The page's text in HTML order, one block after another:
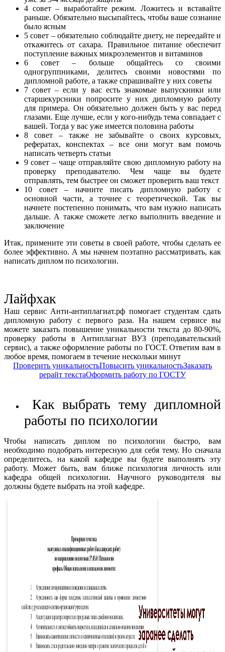
4 совет – выработайте режим. Ложитесь и вставайте
раньше. Обязательно высыпайтесь, чтобы ваше сознание
было ясным
5 совет – обязательно соблюдайте диету, не переедайте и
откажитесь от сахара. Правильное питание обеспечит
поступление важных микроэлементов и витаминов
6 совет – больше общайтесь со своими
одногруппниками, делитесь своими новостями по
дипломной работе, а также спрашивайте у них советы
7 совет – если у вас есть знакомые выпускники или
старшекурсники попросите у них дипломную работу
для примера. Он обязательно должен быть у вас перед
глазами. Еще лучше, если у кого-нибудь тема совпадает с
вашей. Тогда у вас уже имеется половина работы
8 совет – также не забывайте о своих курсовых,
рефератах, конспектах – все они могут вам помочь
написать четверть статьи
9 совет – чаще отправляйте свою дипломную работу на
проверку преподавателю. Чем чаще вы будете
отправлять, тем быстрее он сможет проверить ваш текст
10 совет – начните писать дипломную работу с
основной части, а точнее с теоретической. Так вы
начнете постепенно понимать, что вам нужно написать
дальше. А также сможете легко выполнить введение и
заключение
Итак, примените эти советы в своей работе, чтобы сделать ее
более эффективно. А мы начнем поэтапно рассматривать, как
написать диплом по психологии.
Лайфхак
Наш сервис Анти-антиплагиат.рф помогает студентам сдать
дипломную работу с первого раза. На нашем сервисе вы
можете заказать повышение уникальности текста до 80-90%,
проверку работы в Антиплагиат ВУЗ (преподавательский
сервис), а также оформление работы по ГОСТ. Ответим вам в
любое время, помогаем в течение нескольки минут
Проверить уникальностьПовысить уникальностьЗаказать
рерайт текстаОформить работу по ГОСТУ
Как выбрать тему дипломной
работы по психологии
Чтобы написать диплом по психологии быстро, вам
необходимо подобрать интересную для себя тему. Но сначала
определитесь, на какой кафедре вы будете выполнять эту
работу. Может быть, вам ближе психология личность или
кафедра общей психологии. Научного руководителя вы
должны будете выбрать на этой кафедре.